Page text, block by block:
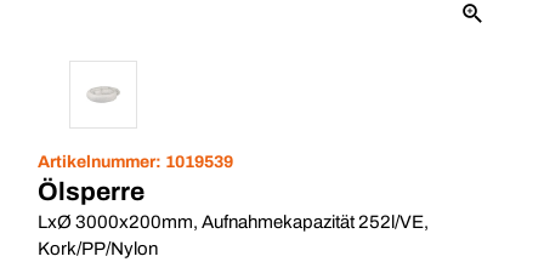
Artikelnummer: 1019539
Ölsperre
LxØ 3000x200mm, Aufnahmekapazität 252l/VE,
Kork/PP/Nylon